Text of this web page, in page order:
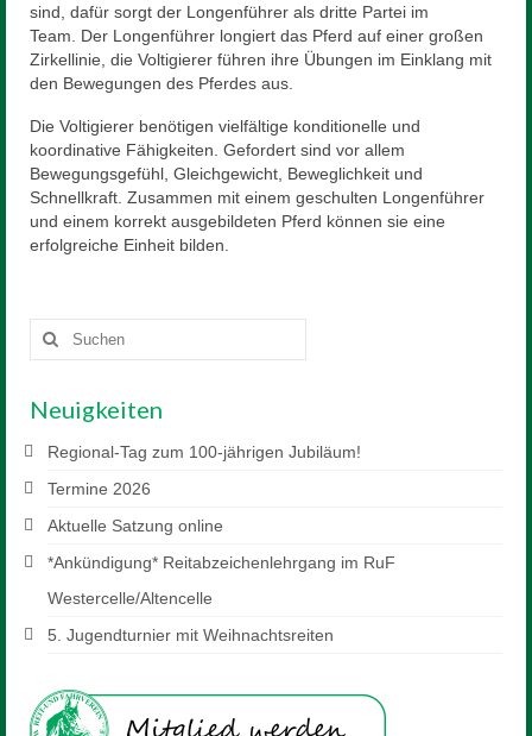
Satzung
Reitanlage
Sponsoren
Mitglied werden
Sponsor werden
Reiten
Schulpferde
Voltigieren
Preise
Downloads
Kontakt
sind, dafür sorgt der Longenführer als dritte Partei im
Team. Der Longenführer longiert das Pferd auf einer großen
Zirkellinie, die Voltigierer führen ihre Übungen im Einklang mit
den Bewegungen des Pferdes aus.
Die Voltigierer benötigen vielfältige konditionelle und
koordinative Fähigkeiten. Gefordert sind vor allem
Bewegungsgefühl, Gleichgewicht, Beweglichkeit und
Schnellkraft. Zusammen mit einem geschulten Longenführer
und einem korrekt ausgebildeten Pferd können sie eine
erfolgreiche Einheit bilden.
Suchen
nach:
Neuigkeiten
Regional-Tag zum 100-jährigen Jubiläum!
Termine 2026
Aktuelle Satzung online
*Ankündigung* Reitabzeichenlehrgang im RuF
Westercelle/Altencelle
5. Jugendturnier mit Weihnachtsreiten